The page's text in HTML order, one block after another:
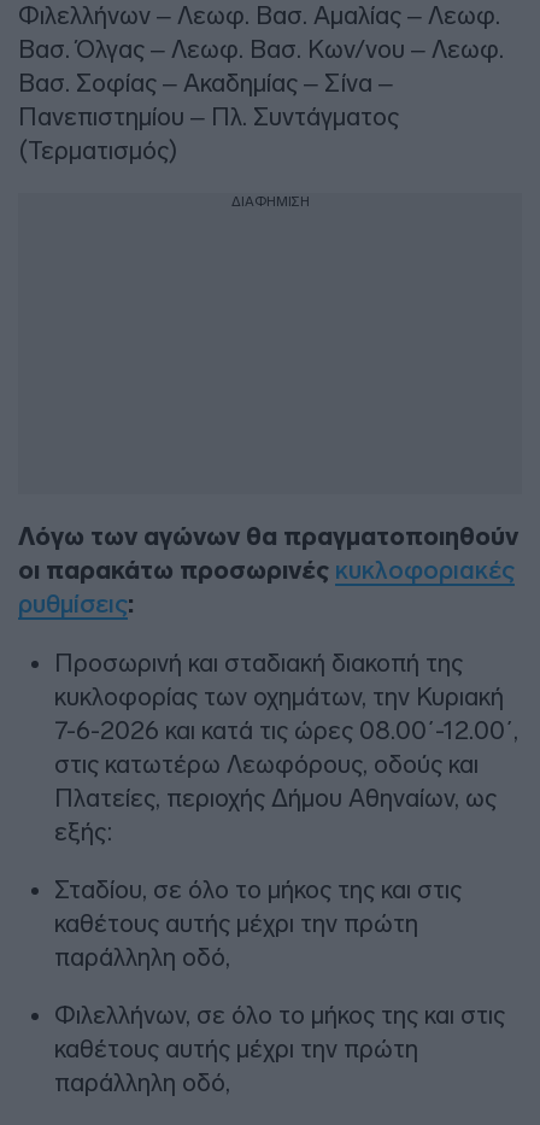
Φιλελλήνων – Λεωφ. Βασ. Αμαλίας – Λεωφ.
Βασ. Όλγας – Λεωφ. Βασ. Κων/νου – Λεωφ.
Βασ. Σοφίας – Ακαδημίας – Σίνα –
Πανεπιστημίου – Πλ. Συντάγματος
(Τερματισμός)
ΔΙΑΦΗΜΙΣΗ
Λόγω των αγώνων θα πραγματοποιηθούν
οι παρακάτω προσωρινές κυκλοφοριακές
ρυθμίσεις:
Προσωρινή και σταδιακή διακοπή της
κυκλοφορίας των οχημάτων, την Κυριακή
7-6-2026 και κατά τις ώρες 08.00΄-12.00΄,
στις κατωτέρω Λεωφόρους, οδούς και
Πλατείες, περιοχής Δήμου Αθηναίων, ως
εξής:
Σταδίου, σε όλο το μήκος της και στις
καθέτους αυτής μέχρι την πρώτη
παράλληλη οδό,
Φιλελλήνων, σε όλο το μήκος της και στις
καθέτους αυτής μέχρι την πρώτη
παράλληλη οδό,